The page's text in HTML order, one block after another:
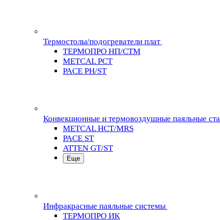
Термостолы/подогреватели плат
ТЕРМОПРО НП/СТМ
METCAL PCT
PACE PH/ST
Конвекционные и термовоздушные паяльные
METCAL HCT/MRS
PACE ST
ATTEN GT/ST
Еще
Инфракрасные паяльные системы
ТЕРМОПРО ИК